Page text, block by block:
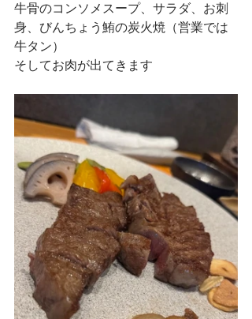
牛骨のコンソメスープ、サラダ、お刺
身、びんちょう鮪の炭火焼（営業では
牛タン）
そしてお肉が出てきます